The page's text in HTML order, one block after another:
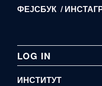
ФЕЈСБУК /
LOG IN
ИНСТИТУТ